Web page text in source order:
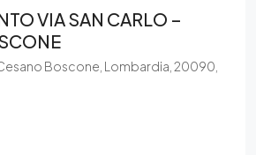
VIA SAN CARLO –
Boscone, Lombardia, 20090,